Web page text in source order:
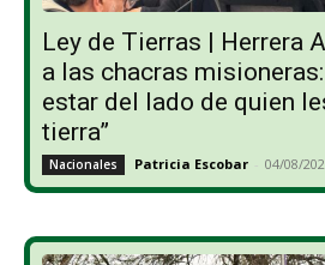
Ley de Tierras | Herrera
a las chacras
estar del lado de quien
tierra”
Nacionales Patricia Escobar - 04/08/